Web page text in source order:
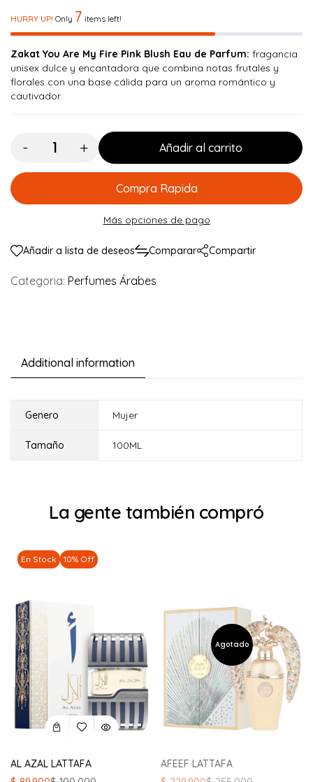
HURRY UP! Only 7 items left!
Zakat You Are My Fire Pink Blush Eau de Parfum: fragancia
unisex dulce y encantadora que combina notas frutales y
florales con una base cálida para un aroma romántico y
cautivador.
Cantidad:
Añadir al carrito
Compra Rapida
Más opciones de pago
Añadir a lista de deseos Comparar Compartir
Categoria: Perfumes Árabes
Additional information
Genero Mujer
Tamaño 100ML
La gente también compró
En Stock 10% Off
AL AZAL LATTAFA
AFEEF LATTAFA